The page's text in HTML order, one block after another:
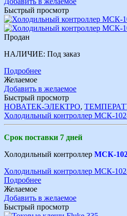
Быстрый просмотр
Продан
НАЛИЧИЕ: Под заказ
Подробнее
Желаемое
Добавить в желаемое
Быстрый просмотр
НОВАТЕК-ЭЛЕКТРО,
Холодильный контроллер МСК-
Срок поставки 7 дней
Холодильный контроллер МСК-
Холодильный контроллер МСК-
Подробнее
Желаемое
Добавить в желаемое
Быстрый просмотр